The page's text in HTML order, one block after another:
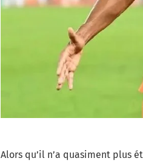
Alors qu’il n’a quasiment plus